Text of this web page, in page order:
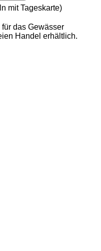
mit Tageskarte)
das Gewässer
Handel erhältlich.